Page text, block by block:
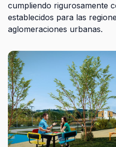
cumpliendo rigurosamente
establecidos para las
aglomeraciones urbanas.